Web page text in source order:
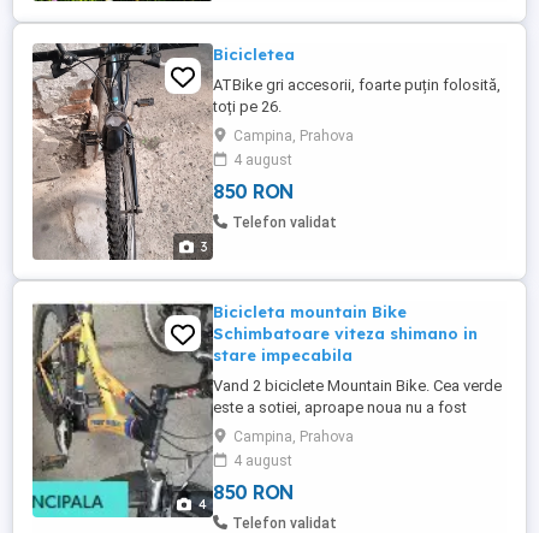
3
Bicicletea
ATBike gri accesorii, foarte puțin folosită,
toți pe 26.
Campina, Prahova
4 august
850 RON
Telefon validat
4
Bicicleta mountain Bike
Schimbatoare viteza shimano in
stare impecabila
Vand 2 biciclete Mountain Bike. Cea verde
este a sotiei, aproape noua nu a fost
folosita deoarece dupa ce am cumparat-o
a ramas insarcinata si nu a mai putut sa o
foloseasca. Cealalta este a mea, are jante
duble, rezista pana la 120 kg,
schimbatoare de viteze Shimano, stare
Campina, Prahova
4 august
850 RON
Telefon validat